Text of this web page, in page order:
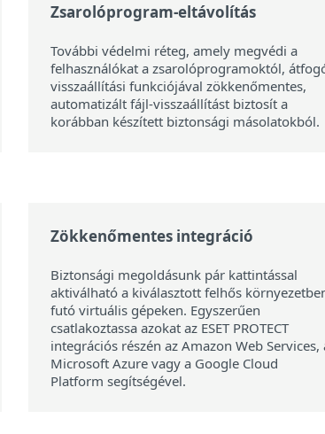
Zsarolóprogram-eltávolítás
További védelmi réteg, amely megvédi a
felhasználókat a zsarolóprogramoktól,
visszaállítási funkciójával zökkenőmentes,
automatizált fájl-visszaállítást biztosít a
korábban készített biztonsági másolatokból.
Zökkenőmentes integráció
Biztonsági megoldásunk pár kattintással
aktiválható a kiválasztott felhős
futó virtuális gépeken. Egyszerűen
csatlakoztassa azokat az ESET PROTECT
integrációs részén az Amazon Web Services,
Microsoft Azure vagy a Google Cloud
Platform segítségével.